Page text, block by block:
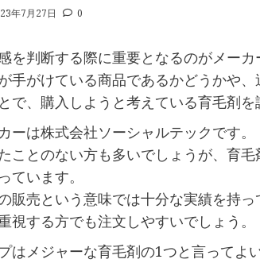
年7月27日 0
を判断する際に重要となるのがメーカ
手がけている商品であるかどうかや
で、購入しようと考えている育毛剤を
ーは株式会社ソーシャルテックです。
ことのない方も多いでしょうが、育
ています。
販売という意味では十分な実績を持っ
視する方でも注文しやすいでしょう。
はメジャーな育毛剤の1つと言ってよ